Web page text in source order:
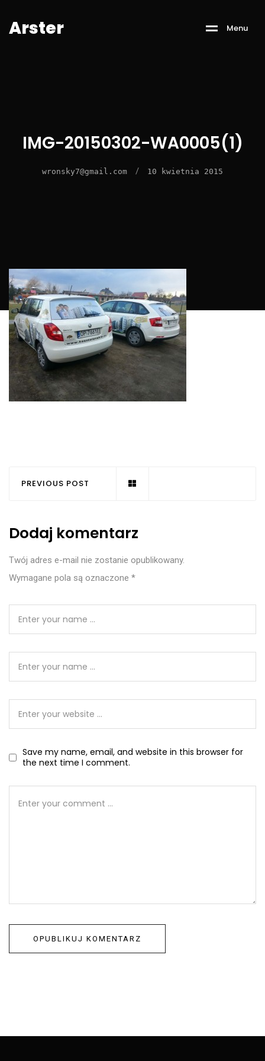
Arster Menu
IMG-20150302-WA0005(1)
wronsky7@gmail.com / 10 kwietnia 2015
PREVIOUS POST
Dodaj komentarz
Twój adres e-mail nie zostanie opublikowany.
Wymagane pola są oznaczone *
Save my name, email, and website in this browser for
the next time I comment.